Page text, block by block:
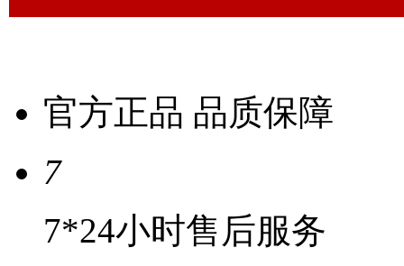
官方正品 品质保障
7
7*24小时售后服务